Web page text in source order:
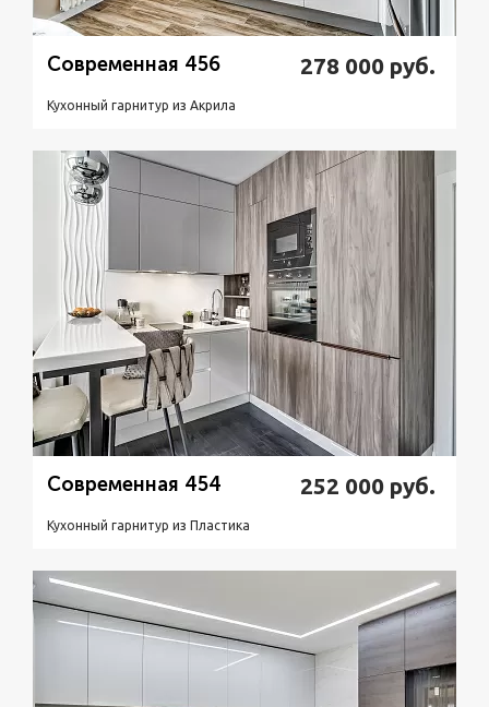
Современная 456 278 000 руб.
Кухонный гарнитур из Акрилa
Подробнее Узнать стоимость
Современная 454 252 000 руб.
Кухонный гарнитур из Пластикa
Подробнее Узнать стоимость